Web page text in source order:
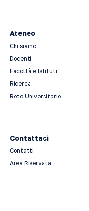
Ateneo
Chi siamo
Docenti
Facoltà e Istituti
Ricerca
Rete Universitarie
Contattaci
Contatti
Area Riservata